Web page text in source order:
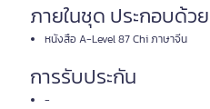
ภายในชุด ประกอบด้วย
หนังสือ A-Level 87 Chi ภาษาจีน
การรับประกัน
-